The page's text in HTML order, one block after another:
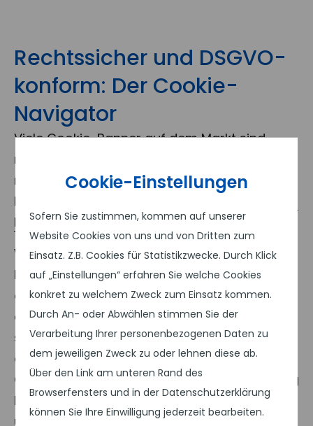
Cookie-Einstellungen
Sofern Sie zustimmen, kommen auf unserer
Website Cookies von uns und von Dritten zum
Einsatz. Z.B. Cookies für Statistikzwecke. Durch Klick
auf „Einstellungen“ erfahren Sie welche Cookies
konkret zu welchem Zweck zum Einsatz kommen.
Durch An- oder Abwählen stimmen Sie der
Verarbeitung Ihrer personenbezogenen Daten zu
dem jeweiligen Zweck zu oder lehnen diese ab.
Über den Link am unteren Rand des
Browserfensters und in der Datenschutzerklärung
können Sie Ihre Einwilligung jederzeit bearbeiten.
Rechtssicher und DSGVO-
konform: Der Cookie-
Navigator
Viele Cookie-Banner auf dem Markt sind
nicht DSGVO-konform. Da wir eine
rechtssichere und CMS-übergreifende
Lösung haben wollten, haben wir den
Navigatorentwickelt.
Wichtigstes Feature unseres Cookie-
Navigators das sogenannte „Opt-in“, also die
aktive Zustimmung zu Cookies. Hierfür bietet
er Ihnen vorgefertigte Texte, die mit
spezialisierten Internetrecht-Anwälten
abgestimmt sind. Er kann nebenMatomo
Google Analytics auch mit Google Maps, Bing
Maps, YouTube und vielen mehr umgehen
und blendet, solange keine Zustimmung zu